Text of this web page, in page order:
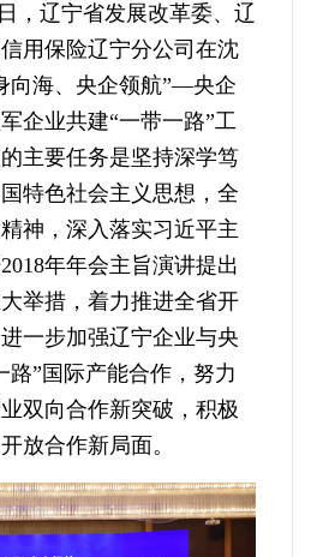
辽宁省发展改革委、辽
用保险辽宁分公司在沈
向海、央企领航”—央企
企业共建“一带一路”工
主要任务是坚持深学笃
特色社会主义思想，全
神，深入落实习近平主
年年会主旨演讲提出
举措，着力推进全省开
一步加强辽宁企业与央
路”国际产能合作，努力
双向合作新突破，积极
放合作新局面。